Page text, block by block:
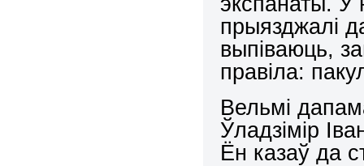
прыязджалі
выпіваюць,
правіла:
Вельмі
Ўладзімір
Ён казаў да